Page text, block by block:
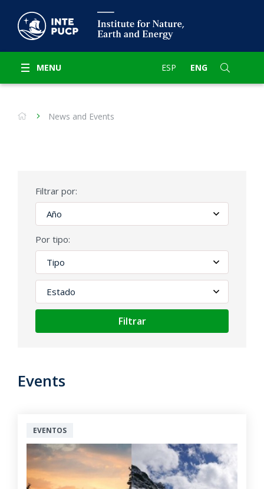
MENU ESP ENG
News and Events
Filtrar por:
Por tipo:
Filtrar
Events
EVENTOS